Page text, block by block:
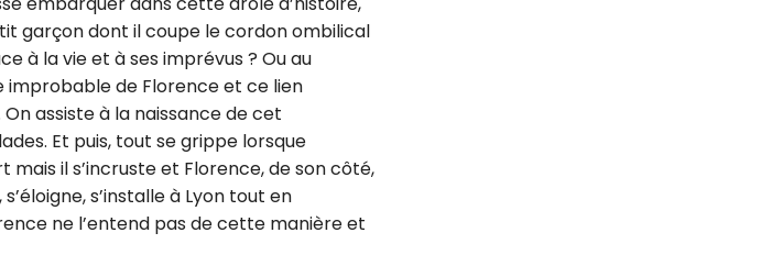
garçon dont il coupe le cordon ombilical
à la vie et à ses imprévus ? Ou au
improbable de Florence et ce lien
assiste à la naissance de cet
Et puis, tout se grippe lorsque
il s’incruste et Florence, de son côté,
s’installe à Lyon tout en
ne l’entend pas de cette manière et